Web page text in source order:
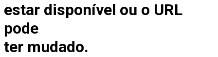
estar disponível ou o URL
pode
ter mudado.